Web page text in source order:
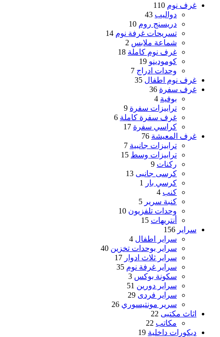
غرف نوم 110
دواليب 43
دريسنج روم 10
تسريحات غرفة نوم 14
شماعة ملابس 2
غرف نوم كاملة 18
كومودينو 19
وحدات ادراج 7
غرف نوم اطفال 35
غرف سفرة 36
بوفية 4
ترابيزات سفرة 9
غرف سفرة كاملة 6
كراسي سفرة 17
غرف المعيشة 76
ترابيزات جانبية 7
ترابيزات وسط 15
ركنات 9
كرسى جانبى 13
كرسي بار
1
كنب 4
كنبة سرير 5
وحدات تلفزيون 10
أنتريهات 15
سراير 156
سراير اطفال 4
سراير بوحدات تخزين 40
سراير ثلاث ادوار 17
سراير غرفة نوم 35
سكونة بوكس 3
سراير دورين 51
سراير فردى 29
سرير مونتيسوري 26
اثاث مكتبى 22
مكاتب 22
ديكورات داخلية 19